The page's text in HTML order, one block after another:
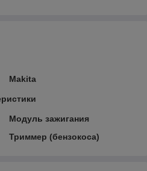
Makita
Модуль зажигания
Триммер (бензокоса)